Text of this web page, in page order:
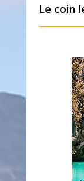
Le coin